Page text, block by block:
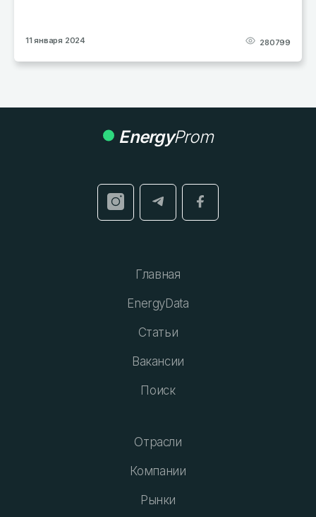
января 2024 280799
EnergyProm
Главная
EnergyData
Статьи
Вакансии
Поиск
Отрасли
Компании
Рынки